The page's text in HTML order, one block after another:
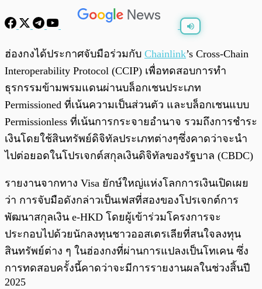
พร้อมเล่น
ฮ่องกงได้ประกาศจับมือร่วมกับ Chainlink’s Cross-Chain
Interoperability Protocol (CCIP) เพื่อทดสอบการทำ
ธุรกรรมข้ามพรมแดนผ่านบล็อกเชนประเภท
Permissioned ที่เน้นความเป็นส่วนตัว และบล็อกเชนแบบ
Permissionless ที่เน้นการกระจายอำนาจ รวมถึงการชำระ
เงินโดยใช้สินทรัพย์ดิจิทัลประเภทต่างๆซึ่งคาดว่าจะนำ
ไปต่อยอดในโปรเจกต์สกุลเงินดิจิทัลของรัฐบาล (CBDC)
รายงานจากทาง Visa ยักษ์ใหญ่แห่งโลกการเงินเปิดเผย
ว่า การจับมือดังกล่าวเป็นเฟสที่สองของโปรเจกต์การ
พัฒนาสกุลเงิน e-HKD โดยผู้เข้าร่วมโครงการจะ
ประกอบไปด้วยนักลงทุนชาวออสเตรเลียที่สนใจลงทุน
สินทรัพย์ต่าง ๆ ในฮ่องกงที่ผ่านการแปลงเป็นโทเคน ซึ่ง
การทดสอบครั้งนี้คาดว่าจะมีการรายงานผลในช่วงสิ้นปี
2025